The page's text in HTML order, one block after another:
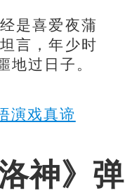
是喜爱夜蒲
言，年少时
地过日子。
演戏真谛
神》弹